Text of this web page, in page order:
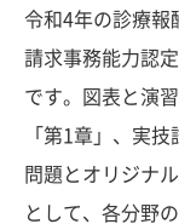
令和4年の診療報
請求事務能力認
です。図表と演
「第1章」、実
問題とオリジナ
として、各分野